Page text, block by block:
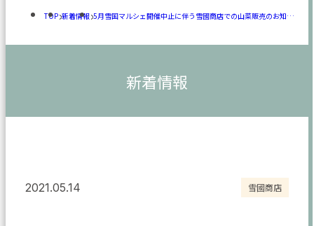
TOP 新着情報 5月雪国マルシェ開催中止に伴う雪國商店での山菜販売のお知ら
せ
新着情報
2021.05.14 雪國商店